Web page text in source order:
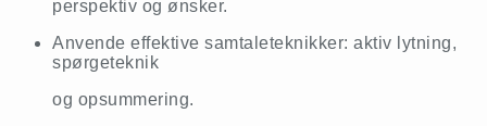
perspektiv og ønsker.
Anvende effektive samtaleteknikker: aktiv lytning,
spørgeteknik
og opsummering.